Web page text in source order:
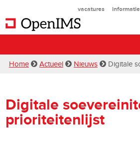
vacatures
Home Actueel Nieuws Digitale
Digitale
prioriteitenlijst